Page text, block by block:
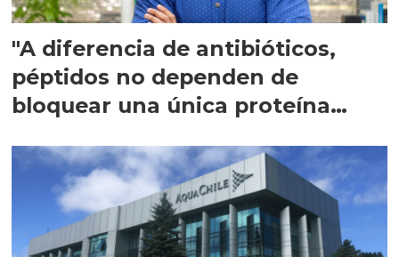
"A diferencia de antibióticos,
péptidos no dependen de
bloquear una única proteína